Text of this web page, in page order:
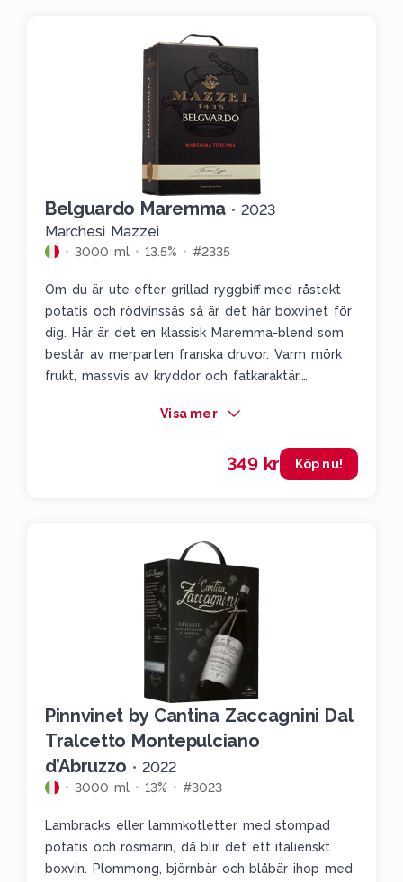
Belguardo Maremma • 2023
Marchesi Mazzei
3000 ml 13.5% #2335
Om du är ute efter grillad ryggbiff med råstekt
potatis och rödvinssås så är det här boxvinet för
dig. Här är det en klassisk Maremma-blend som
består av merparten franska druvor. Varm mörk
frukt, massvis av kryddor och fatkaraktär.
härligt syrligt. Det här är ett seriöst boxvin med
Visa mer
349 kr Köp nu!
Pinnvinet by Cantina Zaccagnini Dal
Tralcetto Montepulciano
d’Abruzzo • 2022
3000 ml 13% #3023
Lambracks eller lammkotletter med stompad
potatis och rosmarin, då blir det ett italienskt
boxvin. Plommong, björnbär och blåbär ihop med